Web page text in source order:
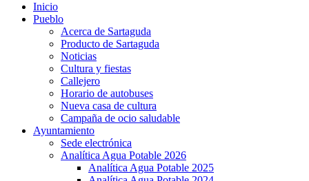
Inicio
Pueblo
Acerca de Sartaguda
Producto de Sartaguda
Noticias
Cultura y fiestas
Callejero
Horario de autobuses
Nueva casa de cultura
Campaña de ocio saludable
Ayuntamiento
Sede electrónica
Analítica Agua Potable 2026
Analítica Agua Potable 2025